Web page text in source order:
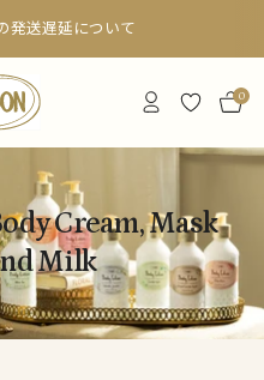
発送遅延について
0
Cream, Mask
Milk